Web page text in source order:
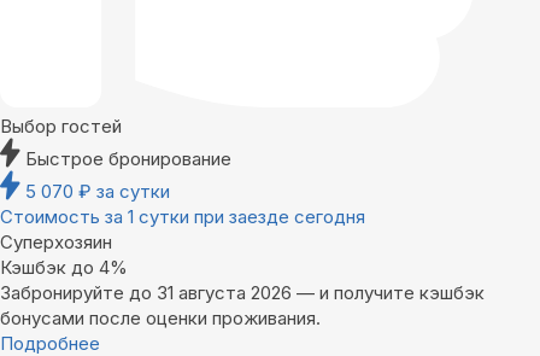
Выбор гостей
Быстрое бронирование
5 070 ₽ за сутки
Стоимость за 1 сутки при заезде сегодня
Суперхозяин
Кэшбэк до 4%
Забронируйте до 31 августа 2026 — и получите кэшбэк
бонусами после оценки проживания.
Подробнее